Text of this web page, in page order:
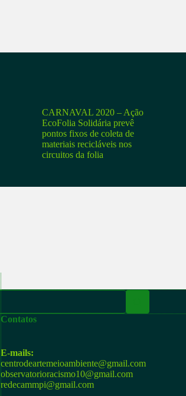
CARNAVAL 2020 – Ação
EcoFolia Solidária prevê
pontos fixos de coleta de
materiais recicláveis nos
circuitos da folia
Contatos
E-mails:
centrodeartemeioambiente@gmail.com
observatorioracismo10@gmail.com
redecammpi@gmail.com